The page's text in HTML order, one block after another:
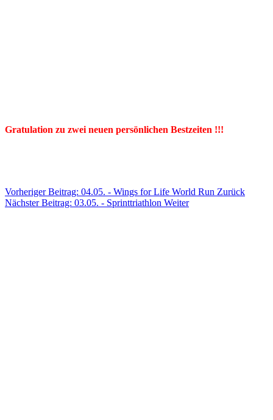
Gratulation zu zwei neuen persönlichen Bestzeiten !!!
Vorheriger Beitrag: 04.05. - Wings for Life World Run Zurück
Nächster Beitrag: 03.05. - Sprinttriathlon Weiter